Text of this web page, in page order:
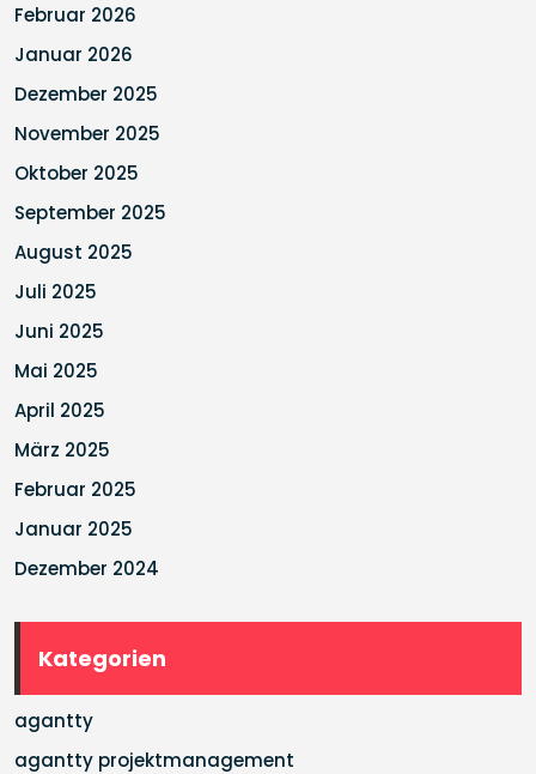
Februar 2026
Januar 2026
Dezember 2025
November 2025
Oktober 2025
September 2025
August 2025
Juli 2025
Juni 2025
Mai 2025
April 2025
März 2025
Februar 2025
Januar 2025
Dezember 2024
Kategorien
agantty
agantty projektmanagement